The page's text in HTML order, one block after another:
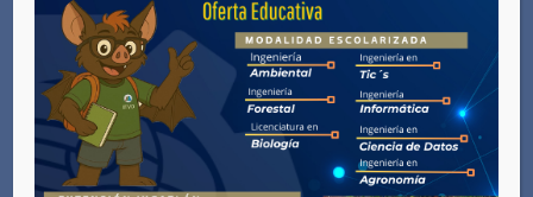
sexista del lenguaje
Líneas de comunicación interna para el uso de
lenguaje incluyente y no sexista
Prontuario para el uso de lenguaje incluyente y no
sexista
Lenguaje no sexista, incluyente y accesible